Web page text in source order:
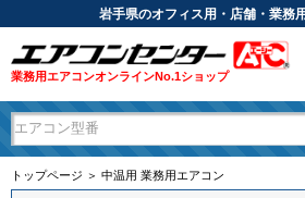
岩手県のオフィス用・店舗・業務
業務用エアコンオンラインNo.1ショップ
トップページ ＞ 中温用 業務用エアコン